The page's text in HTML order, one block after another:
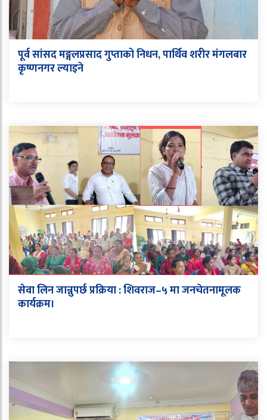
पूर्व सांसद मङ्गलप्रसाद गुप्ताको निधन, पार्थिव शरीर मंगलबार
कृष्णनगर ल्याइने
सेवा लिन जान्नुपर्छ प्रक्रिया : शिवराज–५ मा जनचेतनामूलक
कार्यक्रम।